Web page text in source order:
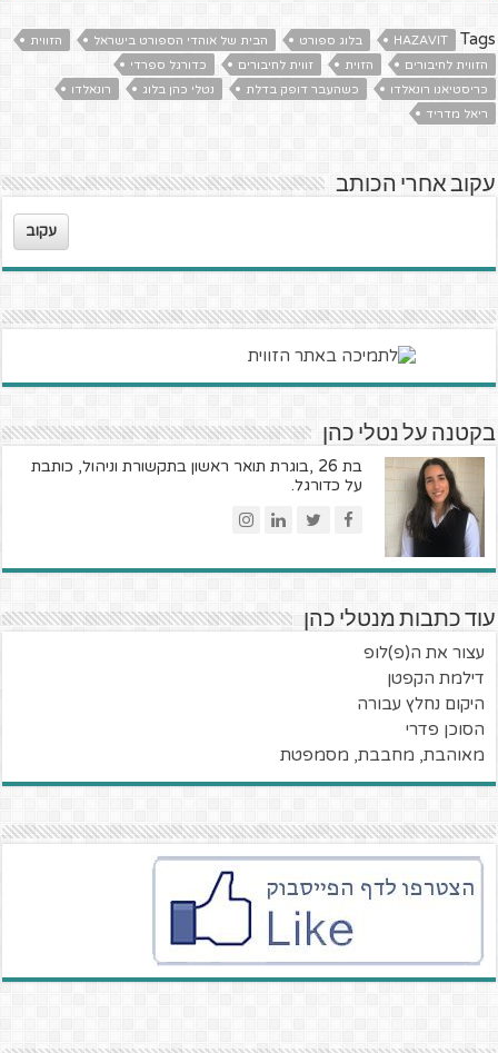
Tags
HAZAVIT בלוג ספורט הבית של אוהדי הספורט בישראל
הזווית
הזווית לחיבורים
הזוית זווית לחיבורים
כדורגל ספרדי
כריסטיאנו רונאלדו
כשהעבר דופק בדלת נטלי כהן בלוג
רונאלדו
ריאל מדריד
עקוב אחרי הכותב
עקוב
בקטנה על נטלי כהן
בת 26 ,בוגרת תואר ראשון בתקשורת וניהול, כותבת
על כדורגל.
עוד כתבות מנטלי כהן
עצור את ה(פ)לופ
דילמת הקפטן
היקום נחלץ עבורה
הסוכן פדרי
מאוהבת, מחבבת, מסמפטת